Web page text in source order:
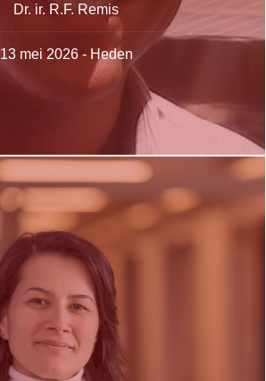
Dr. ir. R.F. Remis
13 mei 2026 - Heden